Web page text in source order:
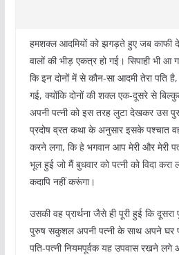
हमशक्ल आदमियों को झगड़ते हुए जब काफी
वालों की भीड़ एकत्र हो गई। सिपाही भी आ
कि इन दोनों में से कौन-सा आदमी तेरा पति
गई, क्योंकि दोनों की शक्ल एक-दूसरे से
अपनी पत्नी को इस तरह लुटा देखकर उस
प्रदोष व्रत कथा के अनुसार इसके पश्चात
करने लगा, कि हे भगवान आप मेरी और मेरी
भूल हुई जो मैं बुधवार को पत्नी को विदा करा
कदापि नहीं करूंगा।
उसकी वह प्रार्थना जैसे ही पूरी हुई कि
पुरुष सकुशल अपनी पत्नी के साथ अपने घर
पति-पत्नी नियमपूर्वक यह उपवास रखने लगे